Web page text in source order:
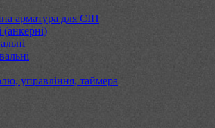
арматура для СІП
(анкерні)
управління, таймера